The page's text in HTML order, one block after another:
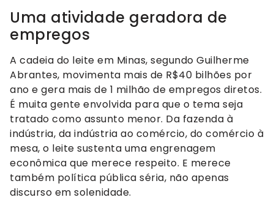
Uma atividade geradora de
empregos
A cadeia do leite em Minas, segundo Guilherme
Abrantes, movimenta mais de R$40 bilhões por
ano e gera mais de 1 milhão de empregos diretos.
É muita gente envolvida para que o tema seja
tratado como assunto menor. Da fazenda à
indústria, da indústria ao comércio, do comércio à
mesa, o leite sustenta uma engrenagem
econômica que merece respeito. E merece
também política pública séria, não apenas
discurso em solenidade.